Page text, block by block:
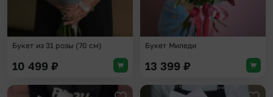
Букет из 31 розы (70 см)
10 499 ₽
Букет Миледи
13 399 ₽